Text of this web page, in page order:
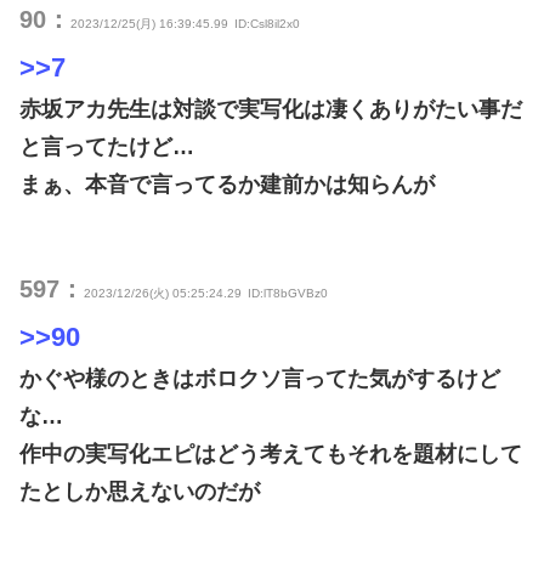
90： 2023/12/25(月) 16:39:45.99 ID:Csl8il2x0
>>7
赤坂アカ先生は対談で実写化は凄くありがたい事だ
と言ってたけど…
まぁ、本音で言ってるか建前かは知らんが
597： 2023/12/26(火) 05:25:24.29 ID:lT8bGVBz0
>>90
かぐや様のときはボロクソ言ってた気がするけど
な…
作中の実写化エピはどう考えてもそれを題材にして
たとしか思えないのだが